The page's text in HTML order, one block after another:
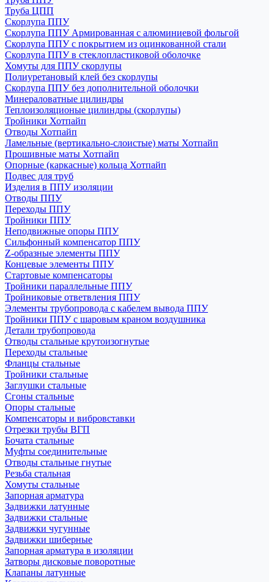
Труба ЦПП
Скорлупа ППУ
Скорлупа ППУ Армированная с алюминиевой фольгой
Скорлупа ППУ с покрытием из оцинкованной стали
Скорлупа ППУ в стеклопластиковой оболочке
Хомуты для ППУ скорлупы
Полиуретановый клей без скорлупы
Скорлупа ППУ без дополнительной оболочки
Минераловатные цилиндры
Теплоизоляционые цилиндры (скорлупы)
Тройники Хотпайп
Отводы Хотпайп
Ламельные (вертикально-слоистые) маты Хотпайп
Прошивные маты Хотпайп
Опорные (каркасные) кольца Хотпайп
Подвес для труб
Изделия в ППУ изоляции
Отводы ППУ
Переходы ППУ
Тройники ППУ
Неподвижные опоры ППУ
Cильфонный компенсатор ППУ
Z-образные элементы ППУ
Концевые элементы ППУ
Стартовые компенсаторы
Тройники параллельные ППУ
Тройниковые ответвления ППУ
Элементы трубопровода с кабелем вывода ППУ
Тройники ППУ с шаровым краном воздушника
Детали трубопровода
Отводы стальные крутоизогнутые
Переходы стальные
Фланцы стальные
Тройники стальные
Заглушки стальные
Сгоны стальные
Опоры стальные
Компенсаторы и вибровставки
Отрезки трубы ВГП
Бочата стальные
Муфты соединительные
Отводы стальные гнутые
Резьба стальная
Хомуты стальные
Запорная арматура
Задвижки латунные
Задвижки стальные
Задвижки чугунные
Задвижки шиберные
Запорная арматура в изоляции
Затворы дисковые поворотные
Клапаны латунные